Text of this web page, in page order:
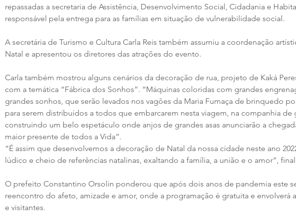
repassadas a secretaria de Assistência, Desenvolvimento Social, Cidadania e
responsável pela entrega para as famílias em situação de vulnerabilidade social.
A secretária de Turismo e Cultura Carla Reis também assumiu a coordenação
Natal e apresentou os diretores das atrações do evento.
Carla também mostrou alguns cenários da decoração de rua, projeto de Kaká
com a temática “Fábrica dos Sonhos”. “Máquinas coloridas com grandes
grandes sonhos, que serão levados nos vagões da Maria Fumaça de brinquedo
para serem distribuídos a todos que embarcarem nesta viagem, na companhia de
construindo um belo espetáculo onde anjos de grandes asas anunciarão a
maior presente de todos a Vida”.
“É assim que desenvolvemos a decoração de Natal da nossa cidade neste ano
lúdico e cheio de referências natalinas, exaltando a família, a união e o amor”,
O prefeito Constantino Orsolin ponderou que após dois anos de pandemia este
reencontro do afeto, amizade e amor, onde a programação é gratuita e envolverá
e visitantes.